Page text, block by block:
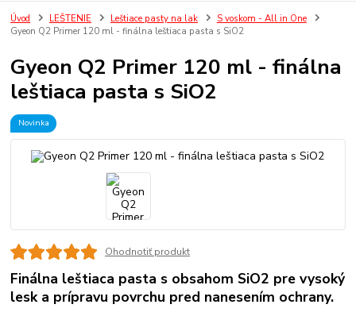
Úvod LEŠTENIE Leštiace pasty na lak
S voskom - All in One
Gyeon Q2 Primer 120 ml - finálna leštiaca pasta s SiO2
Gyeon Q2 Primer 120 ml - finálna
leštiaca pasta s SiO2
Novinka
Ohodnotiť produkt
Finálna leštiaca pasta s obsahom SiO2 pre vysoký
lesk a prípravu povrchu pred nanesením ochrany.